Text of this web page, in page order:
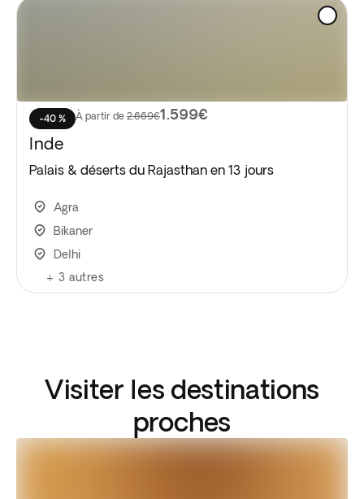
-40 % À partir de 2.669€1.599€
Inde
Palais & déserts du Rajasthan en 13 jours
Agra
Bikaner
Delhi
+ 3 autres
Visiter les destinations
proches